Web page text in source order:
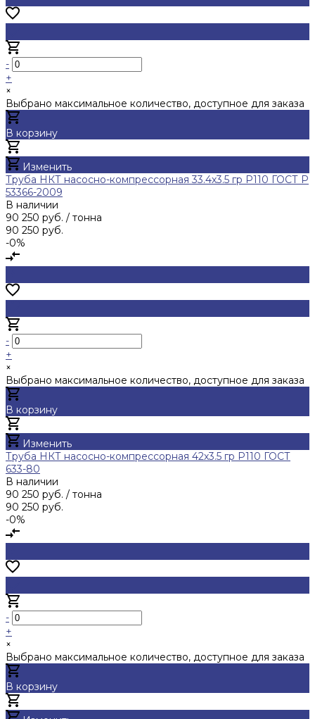
-
+
×
Выбрано максимальное количество, доступное для заказа
В корзину
Изменить
Труба НКТ насосно-компрессорная 33.4х3.5 гр Р110 ГОСТ Р
53366-2009
В наличии
90 250 руб. / тонна
90 250 руб.
-0%
-
+
×
Выбрано максимальное количество, доступное для заказа
В корзину
Изменить
Труба НКТ насосно-компрессорная 42х3.5 гр Р110 ГОСТ
633-80
В наличии
90 250 руб. / тонна
90 250 руб.
-0%
-
+
×
Выбрано максимальное количество, доступное для заказа
В корзину